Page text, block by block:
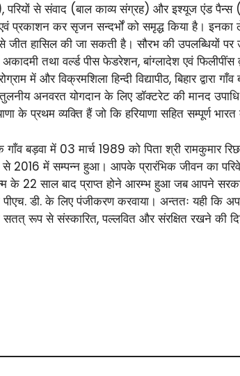
से संवाद (बाल काव्य संग्रह) और इश्यूज एंड
कर सृजन सन्दर्भों को समृद्ध किया है। इनका
जीत हासिल की जा सकती है। सौरभ की उपलब्धियों पर
तथा वर्ल्ड पीस फेडरेशन, बांग्लादेश एवं फिलीपींस
में और विक्रमशिला हिन्दी विद्यापीठ, बिहार द्वारा
अनवरत योगदान के लिए डॉक्टरेट की मानद
के प्रथम व्यक्ति हैं जो कि हरियाणा सहित सम्पूर्ण
बड़वा में 03 मार्च 1989 को पिता श्री रामकुमार
में सम्पन्न हुआ। आपके प्रारंभिक जीवन का
के 22 साल बाद प्राप्त होने आरम्भ हुआ जब आपने
पीएच. डी. के लिए पंजीकरण करवाया। अन्ततः यही
रूप से संस्कारित, पल्लवित और संरक्षित रखने की